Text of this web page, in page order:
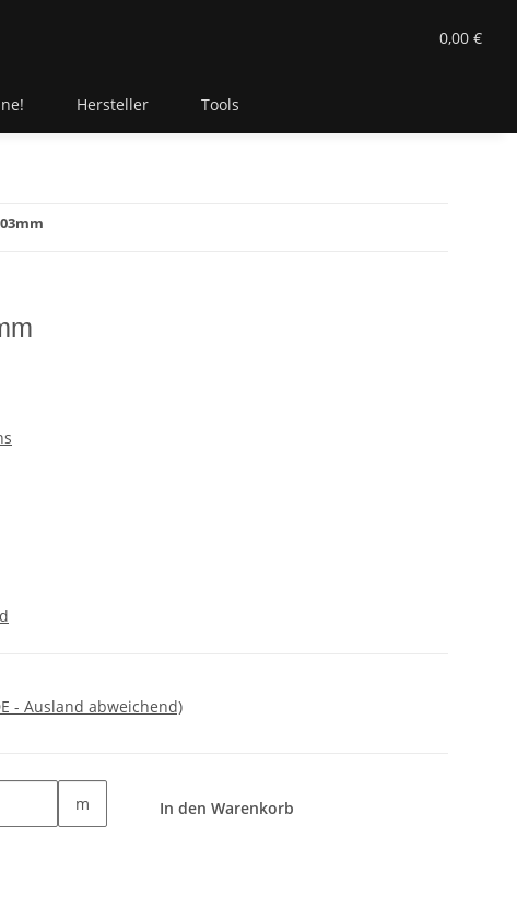
0,00 €
Hersteller Tools
- Ausland abweichend)
m In den Warenkorb